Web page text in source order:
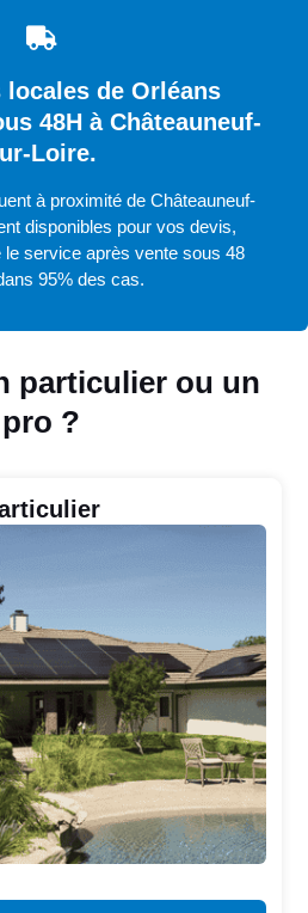
particulier ou un
pro ?
locales de Orléans
48H à Châteauneuf-
Loire.
à proximité de Châteauneuf-
disponibles pour vos devis,
le service après vente sous 48
95% des cas.